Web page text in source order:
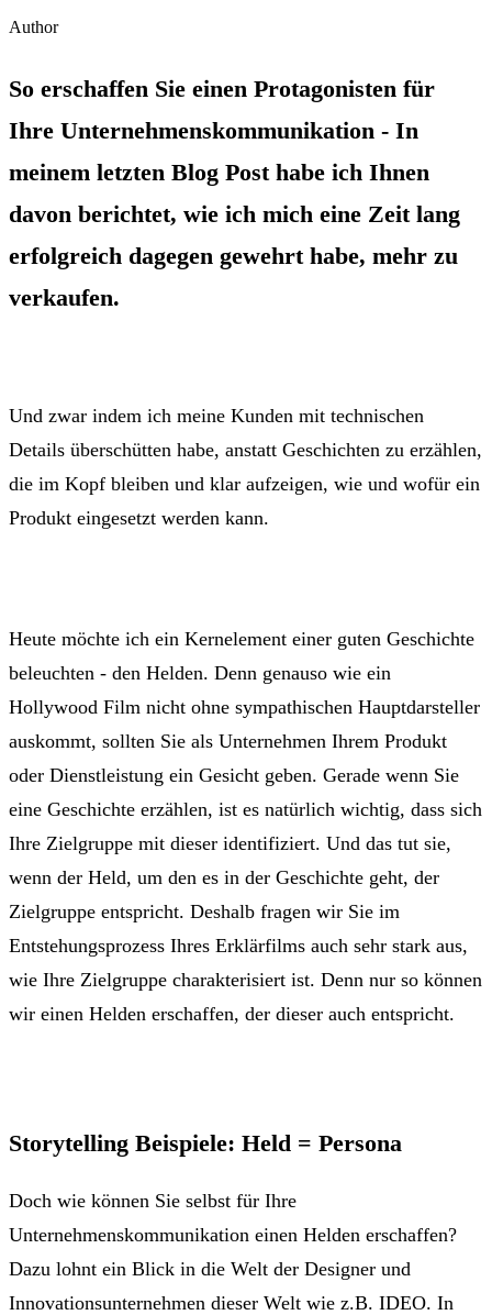
Author
So erschaffen Sie einen Protagonisten für
Ihre Unternehmenskommunikation - In
meinem letzten Blog Post habe ich Ihnen
davon berichtet, wie ich mich eine Zeit lang
erfolgreich dagegen gewehrt habe, mehr zu
verkaufen.
Und zwar indem ich meine Kunden mit technischen
Details überschütten habe, anstatt Geschichten zu erzählen,
die im Kopf bleiben und klar aufzeigen, wie und wofür ein
Produkt eingesetzt werden kann.
Heute möchte ich ein Kernelement einer guten Geschichte
beleuchten - den Helden. Denn genauso wie ein
Hollywood Film nicht ohne sympathischen Hauptdarsteller
auskommt, sollten Sie als Unternehmen Ihrem Produkt
oder Dienstleistung ein Gesicht geben. Gerade wenn Sie
eine Geschichte erzählen, ist es natürlich wichtig, dass sich
Ihre Zielgruppe mit dieser identifiziert. Und das tut sie,
wenn der Held, um den es in der Geschichte geht, der
Zielgruppe entspricht. Deshalb fragen wir Sie im
Entstehungsprozess Ihres Erklärfilms auch sehr stark aus,
wie Ihre Zielgruppe charakterisiert ist. Denn nur so können
wir einen Helden erschaffen, der dieser auch entspricht.
Storytelling Beispiele: Held = Persona
Doch wie können Sie selbst für Ihre
Unternehmenskommunikation einen Helden erschaffen?
Dazu lohnt ein Blick in die Welt der Designer und
Innovationsunternehmen dieser Welt wie z.B. IDEO. In